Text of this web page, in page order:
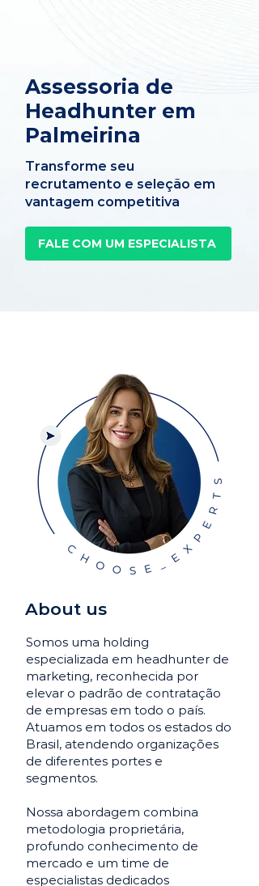
Assessoria de
Headhunter em
Palmeirina
Transforme seu
recrutamento e seleção em
vantagem competitiva
FALE COM UM ESPECIALISTA
About us
Somos uma holding
especializada em headhunter de
marketing, reconhecida por
elevar o padrão de contratação
de empresas em todo o país.
Atuamos em todos os estados do
Brasil, atendendo organizações
de diferentes portes e
segmentos.
Nossa abordagem combina
metodologia proprietária,
profundo conhecimento de
mercado e um time de
especialistas dedicados